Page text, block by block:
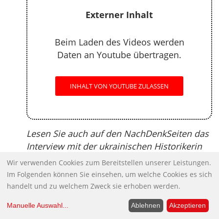
Externer Inhalt
Beim Laden des Videos werden
Daten an Youtube übertragen.
INHALT VON YOUTUBE ZULASSEN
Lesen Sie auch auf den NachDenkSeiten das
Interview mit der ukrainischen Historikerin
Marta Havryshko: „Die Ukraine ist keine
Demokratie. Die Menschen haben Angst, ihre
Meinung zu sagen.“[LINK]
How the USA exploits Europe, treating its
Wir verwenden Cookies zum Bereitstellen unserer Leistungen.
Im Folgenden können Sie einsehen, um welche Cookies es sich
handelt und zu welchem Zweck sie erhoben werden.
Manuelle Auswahl... Ablehnen Akzeptieren